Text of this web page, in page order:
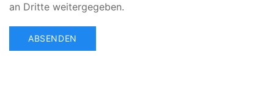
an Dritte weitergegeben.
ABSENDEN